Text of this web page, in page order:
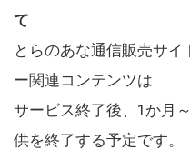
て
とらのあな通信販売サイ
ー関連コンテンツは
サービス終了後、1か月
供を終了する予定です。